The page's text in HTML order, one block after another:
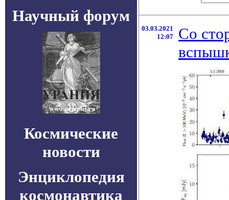
Научный форум
Космические
новости
Энциклопедия
космонавтика
03.03.2021
12:07
Со